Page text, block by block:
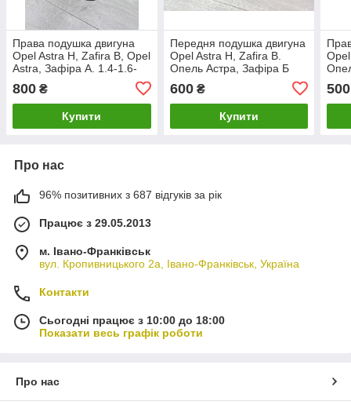
Права подушка двигуна
Opel Astra H, Zafira B, Opel
Astra, Зафіра А. 1.4-1.6-
800 ₴
Купити
Передня подушка двигуна
Opel Astra H, Zafira B.
Опель Астра, Зафіра Б
600₴
Купити
500
Про нас
96% позитивних з 687 відгуків за рік
Працює з 29.05.2013
м. Івано-Франківськ
вул. Кропивницького 2а, Івано-Франківськ, Україна
Контакти
Сьогодні працює з 10:00 до 18:00
Показати весь графік роботи
Про нас